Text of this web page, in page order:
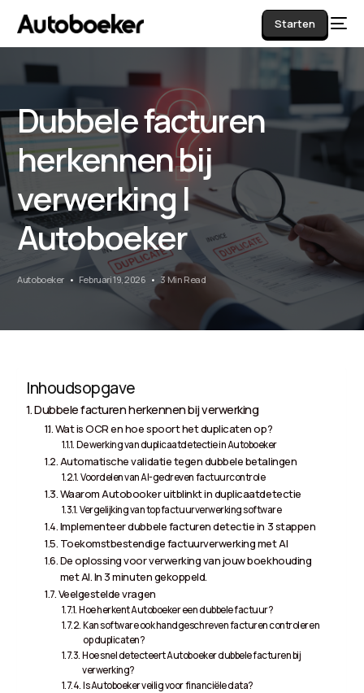
Starten
Dubbele facturen
herkennen bij
verwerking |
Autoboeker
Autoboeker Februari 19, 2026 3 Min Read
Inhoudsopgave
Dubbele facturen herkennen bij verwerking
Wat is OCR en hoe spoort het duplicaten op?
De werking van duplicaatdetectie in Autoboeker
Automatische validatie tegen dubbele betalingen
Voordelen van AI-gedreven factuurcontrole
Waarom Autobooker uitblinkt in duplicaatdetectie
Vergelijking van top factuurverwerking software
Implementeer dubbele facturen detectie in 3 stappen
Toekomstbestendige factuurverwerking met AI
De oplossing voor verwerking van jouw boekhouding
met AI. In 3 minuten gekoppeld.
Veelgestelde vragen
Hoe herkent Autoboeker een dubbele factuur?
Kan software ook handgeschreven facturen controleren
op duplicaten?
Hoe snel detecteert Autoboeker dubbele facturen bij
verwerking?
Is Autoboeker veilig voor financiële data?